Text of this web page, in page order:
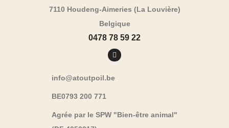
7110 Houdeng-Aimeries (La Louvière)
Belgique
0478 78 59 22
info@atoutpoil.be
BE0793 200 771
Agrée par le SPW "Bien-être animal"